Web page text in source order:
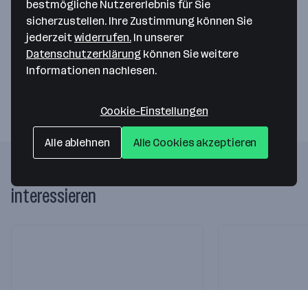
Mauerbachstrasse 174-184
1140 Wien— Route berechnen
Webseite
interessieren
bestmögliche Nutzererlebnis für Sie
sicherzustellen. Ihre Zustimmung können Sie
jederzeit widerrufen. In unserer
Datenschutzerklärung können Sie weitere
Informationen nachlesen.
Cookie-Einstellungen
Alle ablehnen Alle Cookies akzeptieren